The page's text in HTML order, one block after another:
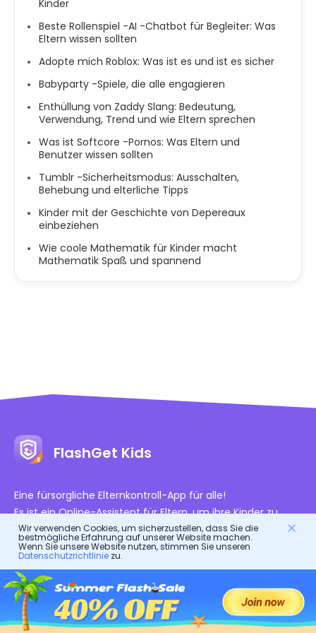
Kinder
Beste Rollenspiel -AI -Chatbot für Begleiter: Was
Eltern wissen sollten
Adopte mich Roblox: Was ist es und ist es sicher
Babyparty -Spiele, die alle engagieren
Enthüllung von Zaddy Slang: Bedeutung,
Verwendung, Trend und wie Eltern sprechen
Was ist Softcore -Pornos: Was Eltern und
Benutzer wissen sollten
Tumblr -Sicherheitsmodus: Ausschalten,
Behebung und elterliche Tipps
Kinder mit der Geschichte von Depereaux
einbeziehen
Wie coole Mathematik für Kinder macht
Mathematik Spaß und spannend
FlashGet Kids
Eine fürsorgliche Elternkontroll-App für alle!
Es ist ein Online-Assistent für Eltern, um ihre Kinder zu
schützen.
Es ist ein digitaler Bodyguard für das gesunde Leben von
Kindern.
Wir verwenden Cookies, um sicherzustellen, dass Sie die
bestmögliche Erfahrung auf unserer Website machen.
Wenn Sie unsere Website nutzen, stimmen Sie unseren
Datenschutzrichtliniezu.